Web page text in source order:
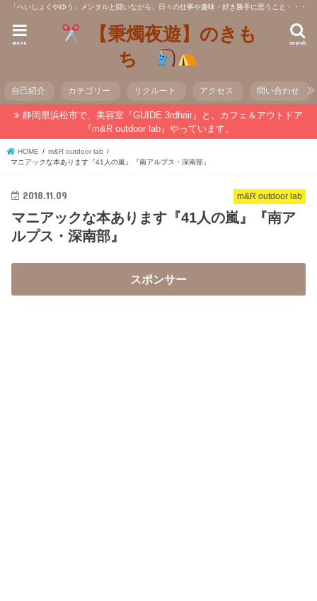
「へいしょくやゆう」メンタルと闘いながら、日々の仕事や趣味・好き勝手に思うこと・・・
【秉燭夜遊】のきも
ち
search
menu
自己紹介 カテゴリー リクルート アクセス 問い合わせ
静岡県浜松市で、美容室『GUIDE 3rdhair』と、カフェ＆アウトドア
『m&R outdoor lab』やっています。
HOME
m&R outdoor lab
マニアックな本あります『41人の嵐』『南アルプス・深南部』
m&R outdoor lab
2018.11.09
マニアックな本あります『41人の嵐』『南ア
ルプス・深南部』
スポンサー